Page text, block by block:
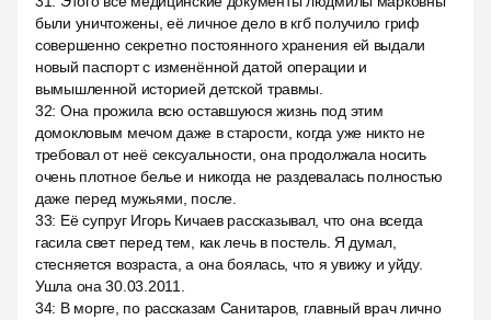
были уничтожены, её личное дело в кгб получило гриф
совершенно секретно постоянного хранения ей выдали
новый паспорт с изменённой датой операции и
вымышленной историей детской травмы.
32: Она прожила всю оставшуюся жизнь под этим
домокловым мечом даже в старости, когда уже никто не
требовал от неё сексуальности, она продолжала носить
очень плотное белье и никогда не раздевалась полностью
даже перед мужьями, после.
33: Её супруг Игорь Кичаев рассказывал, что она всегда
гасила свет перед тем, как лечь в постель. Я думал,
стесняется возраста, а она боялась, что я увижу и уйду.
Ушла она 30.03.2011.
34: В морге, по рассказам Санитаров, главный врач лично